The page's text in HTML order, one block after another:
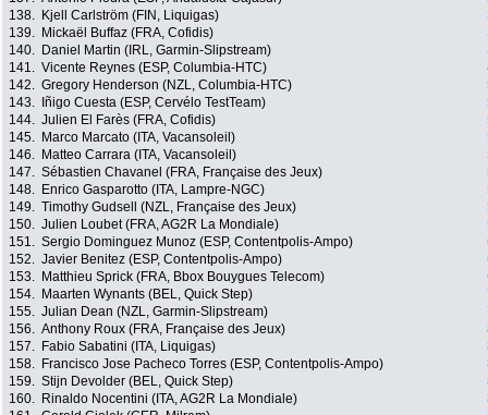
138.
Kjell Carlström (FIN, Liquigas)
139.
Mickaël Buffaz (FRA, Cofidis)
140.
Daniel Martin (IRL, Garmin-Slipstream)
141. Vicente Reynes (ESP, Columbia-HTC)
142. Gregory Henderson (NZL, Columbia-HTC)
143.
Iñigo Cuesta (ESP, Cervélo TestTeam)
144. Julien El Farès (FRA, Cofidis)
145.
Marco Marcato (ITA, Vacansoleil)
146.
Matteo Carrara (ITA, Vacansoleil)
147. Sébastien Chavanel (FRA, Française des Jeux)
148.
Enrico Gasparotto (ITA, Lampre-NGC)
149. Timothy Gudsell (NZL, Française des Jeux)
150. Julien Loubet (FRA, AG2R La Mondiale)
151. Sergio Dominguez Munoz (ESP, Contentpolis-Ampo)
152. Javier Benitez (ESP, Contentpolis-Ampo)
153.
Matthieu Sprick (FRA, Bbox Bouygues Telecom)
154.
Maarten Wynants (BEL, Quick Step)
155. Julian Dean (NZL, Garmin-Slipstream)
156. Anthony Roux (FRA, Française des Jeux)
157.
Fabio Sabatini (ITA, Liquigas)
158.
Francisco Jose Pacheco Torres (ESP, Contentpolis-Ampo)
159. Stijn Devolder (BEL, Quick Step)
160.
Rinaldo Nocentini (ITA, AG2R La Mondiale)